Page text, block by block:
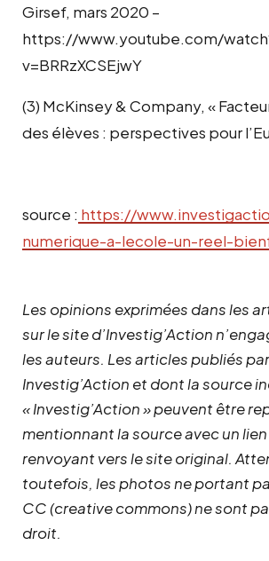
Girsef, mars 2020 –
https://www.youtube.com/
v=BRRzXCSEjwY
(3) McKinsey & Company, «
des élèves : perspectives pour
source : https://
numerique-a-lecole-un-reel-
Les opinions exprimées dans les
sur le site d’Investig’Action
les auteurs. Les articles publiés par
Investig’Action et dont la source
« Investig’Action » peuvent être
mentionnant la source avec un
renvoyant vers le site original.
toutefois, les photos ne portant
CC (creative commons) ne sont
droit.